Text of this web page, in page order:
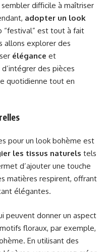
difficile à maîtriser
adopter un look
“festival” est tout à fait
allons explorer des
élégance et
des pièces
quotidienne tout en
pour un look bohème est
les tissus naturels tels
d’ajouter une touche
matières respirent, offrant
élégantes.
peuvent donner un aspect
floraux, par exemple,
En utilisant des